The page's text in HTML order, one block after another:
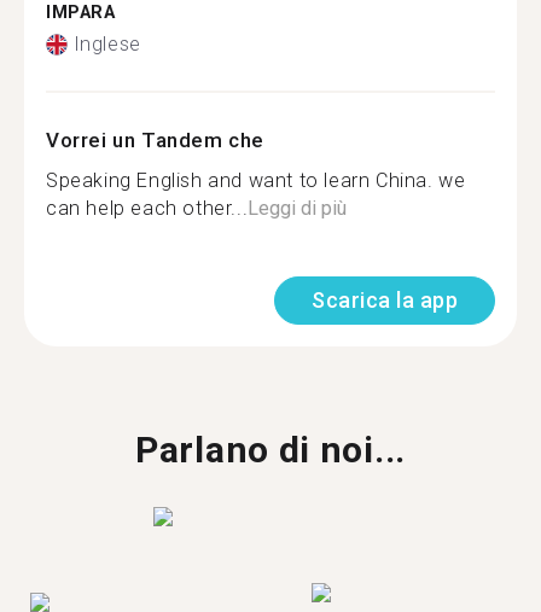
IMPARA
Inglese
Vorrei un Tandem che
Speaking English and want to learn China. we
can help each other...Leggi di più
Scarica la app
Parlano di noi...